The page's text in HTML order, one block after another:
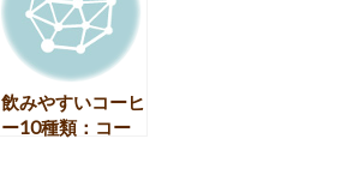
飲みやすいコーヒ
ー10種類：コー